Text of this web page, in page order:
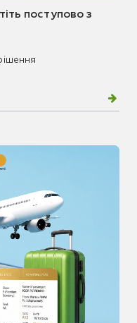
поступово з